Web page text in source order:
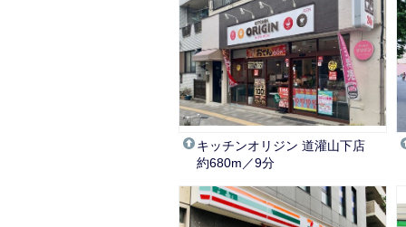
キッチンオリジン 道灌山下店
約680m／9分